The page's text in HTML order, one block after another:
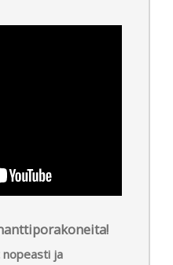
ja